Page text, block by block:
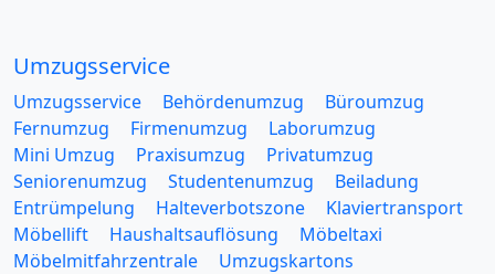
Umzugsservice
Umzugsservice Behördenumzug
Büroumzug
Fernumzug
Firmenumzug
Laborumzug
Mini Umzug
Praxisumzug
Privatumzug
Seniorenumzug
Studentenumzug
Beiladung
Entrümpelung
Halteverbotszone
Klaviertransport
Möbellift
Haushaltsauflösung
Möbeltaxi
Möbelmitfahrzentrale
Umzugskartons